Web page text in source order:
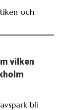
och
vilken
bli